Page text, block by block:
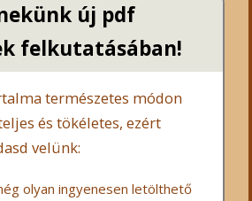
új pdf
felkutatásában!
természetes módon
és tökéletes, ezért
velünk:
olyan ingyenesen letölthető